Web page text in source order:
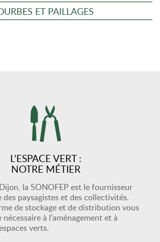
ET PAILLAGES
L'ESPACE VERT :
NOTRE MÉTIER
la SONOFEP est le fournisseur
paysagistes et des collectivités.
de stockage et de distribution vous
à l’aménagement et à
verts.